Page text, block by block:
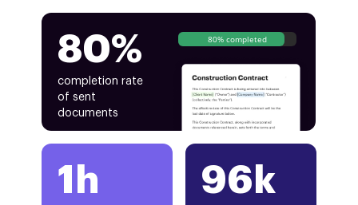
80%
completion rate
of sent
documents
80% completed
1h 96k